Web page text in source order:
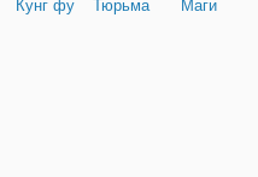
Кунг фу Тюрьма Маги